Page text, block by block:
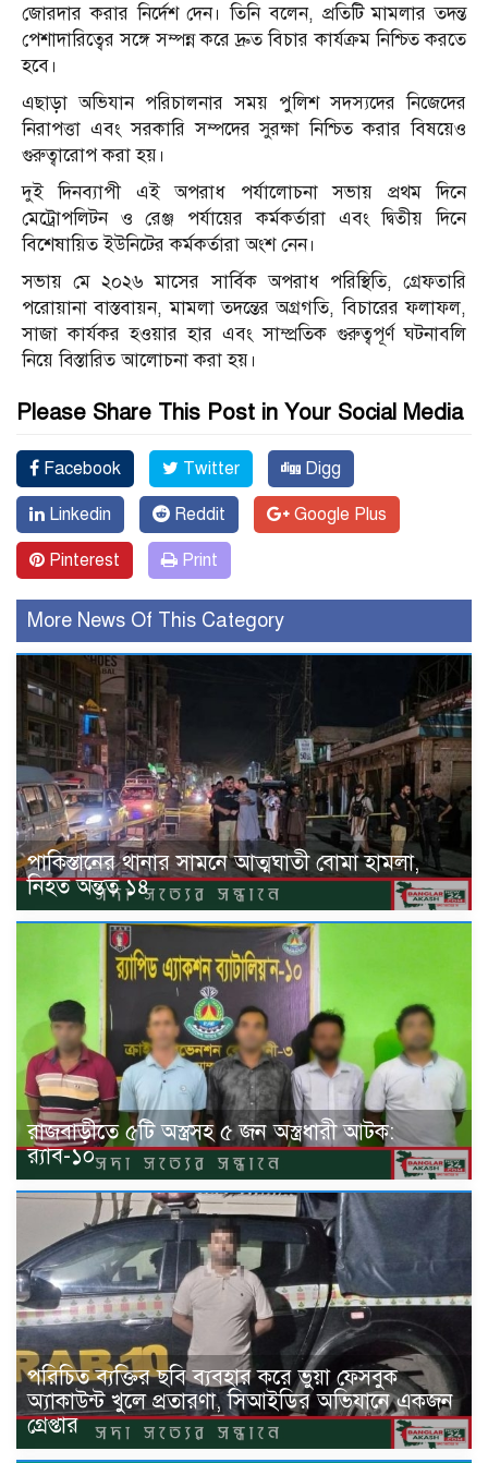
জোরদার করার নির্দেশ দেন। তিনি বলেন, প্রতিটি মামলার তদন্ত
পেশাদারিত্বের সঙ্গে সম্পন্ন করে দ্রুত বিচার কার্যক্রম নিশ্চিত করতে
হবে।
এছাড়া অভিযান পরিচালনার সময় পুলিশ সদস্যদের নিজেদের
নিরাপত্তা এবং সরকারি সম্পদের সুরক্ষা নিশ্চিত করার বিষয়েও
গুরুত্বারোপ করা হয়।
দুই দিনব্যাপী এই অপরাধ পর্যালোচনা সভায় প্রথম দিনে
মেট্রোপলিটন ও রেঞ্জ পর্যায়ের কর্মকর্তারা এবং দ্বিতীয় দিনে
বিশেষায়িত ইউনিটের কর্মকর্তারা অংশ নেন।
সভায় মে ২০২৬ মাসের সার্বিক অপরাধ পরিস্থিতি, গ্রেফতারি
পরোয়ানা বাস্তবায়ন, মামলা তদন্তের অগ্রগতি, বিচারের ফলাফল,
সাজা কার্যকর হওয়ার হার এবং সাম্প্রতিক গুরুত্বপূর্ণ ঘটনাবলি
নিয়ে বিস্তারিত আলোচনা করা হয়।
Please Share This Post in Your Social Media
Facebook Twitter Digg
Linkedin Reddit Google Plus
Pinterest Print
More News Of This Category
পাকিস্তানের থানার সামনে আত্মঘাতী বোমা হামলা,
নিহত অন্তত ১৪
রাজবাড়ীতে ৫টি অস্ত্রসহ ৫ জন অস্ত্রধারী আটক:
র‍্যাব-১০
পরিচিত ব্যক্তির ছবি ব্যবহার করে ভুয়া ফেসবুক
অ্যাকাউন্ট খুলে প্রতারণা, সিআইডির অভিযানে একজন
গ্রেপ্তার